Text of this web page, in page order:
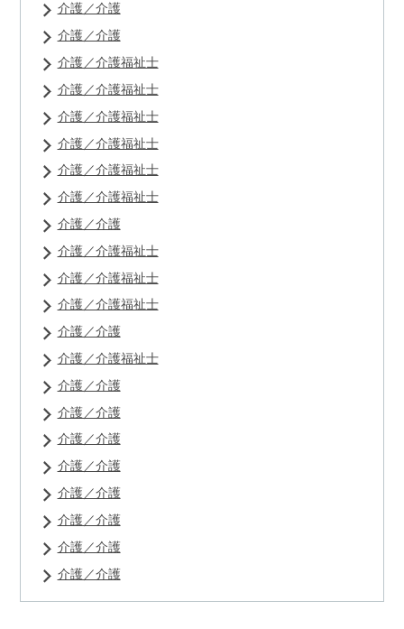
介護／介護
介護／介護
介護／介護福祉士
介護／介護福祉士
介護／介護福祉士
介護／介護福祉士
介護／介護福祉士
介護／介護福祉士
介護／介護
介護／介護福祉士
介護／介護福祉士
介護／介護福祉士
介護／介護
介護／介護福祉士
介護／介護
介護／介護
介護／介護
介護／介護
介護／介護
介護／介護
介護／介護
介護／介護